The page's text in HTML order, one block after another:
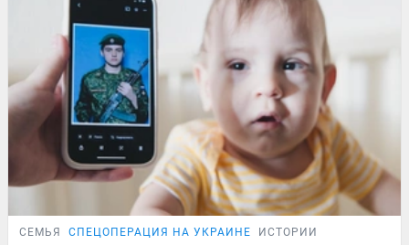
СЕМЬЯ СПЕЦОПЕРАЦИЯ НА УКРАИНЕ ИСТОРИИ